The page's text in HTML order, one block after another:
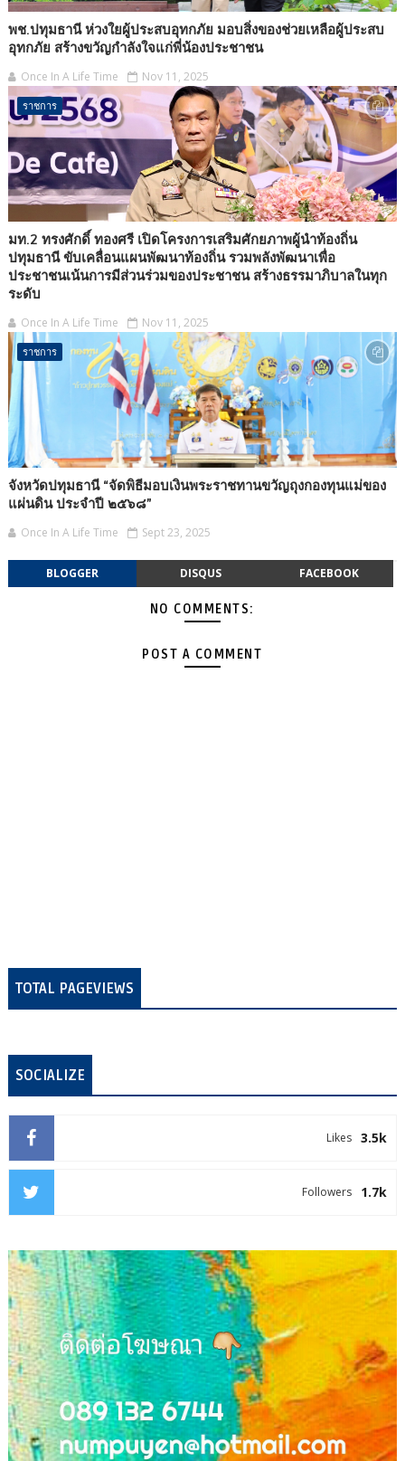
พช.ปทุมธานี ห่วงใยผู้ประสบอุทกภัย มอบสิ่งของช่วยเหลือผู้ประสบ
อุทกภัย สร้างขวัญกำลังใจแก่พี่น้องประชาชน
Once In A Life Time Nov 11, 2025
ราชการ
มท.2 ทรงศักดิ์ ทองศรี เปิดโครงการเสริมศักยภาพผู้นำท้องถิ่น
ปทุมธานี ขับเคลื่อนแผนพัฒนาท้องถิ่น รวมพลังพัฒนาเพื่อ
ประชาชนเน้นการมีส่วนร่วมของประชาชน สร้างธรรมาภิบาลในทุก
ระดับ
Once In A Life Time Nov 11, 2025
ราชการ
จังหวัดปทุมธานี “จัดพิธีมอบเงินพระราชทานขวัญถุงกองทุนแม่ของ
แผ่นดิน ประจำปี ๒๕๖๘”
Once In A Life Time Sept 23, 2025
BLOGGER DISQUS FACEBOOK
NO COMMENTS:
POST A COMMENT
TOTAL PAGEVIEWS
SOCIALIZE
3.5k
Likes
1.7k
Followers